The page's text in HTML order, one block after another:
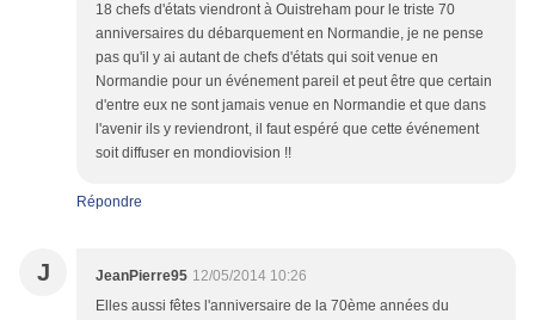
18 chefs d'états viendront à Ouistreham pour le triste 70
anniversaires du débarquement en Normandie, je ne pense
pas qu'il y ai autant de chefs d'états qui soit venue en
Normandie pour un événement pareil et peut être que certain
d'entre eux ne sont jamais venue en Normandie et que dans
l'avenir ils y reviendront, il faut espéré que cette événement
soit diffuser en mondiovision !!
Répondre
J JeanPierre95 12/05/2014 10:26
Elles aussi fêtes l'anniversaire de la 70ème années du